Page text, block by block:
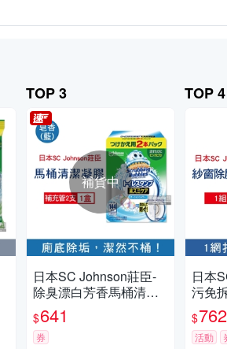
TOP 3
補貨中
日本SC Johnson莊臣-
除臭漂白芳香馬桶清潔
劑凝膠補充管38gx2支/
盒 3款可選 (鑽石造型凝
凍可沖水約1440次,本品
$641
券
TOP 4
日本
污免
潔組
頭1入
(紗窗
$762
活動